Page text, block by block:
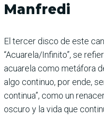
Manfredi
El tercer disco de este
“Acuarela/Infinito”, se
acuarela como metáfora
algo continuo, por ende,
continua”, como un
oscuro y la vida que